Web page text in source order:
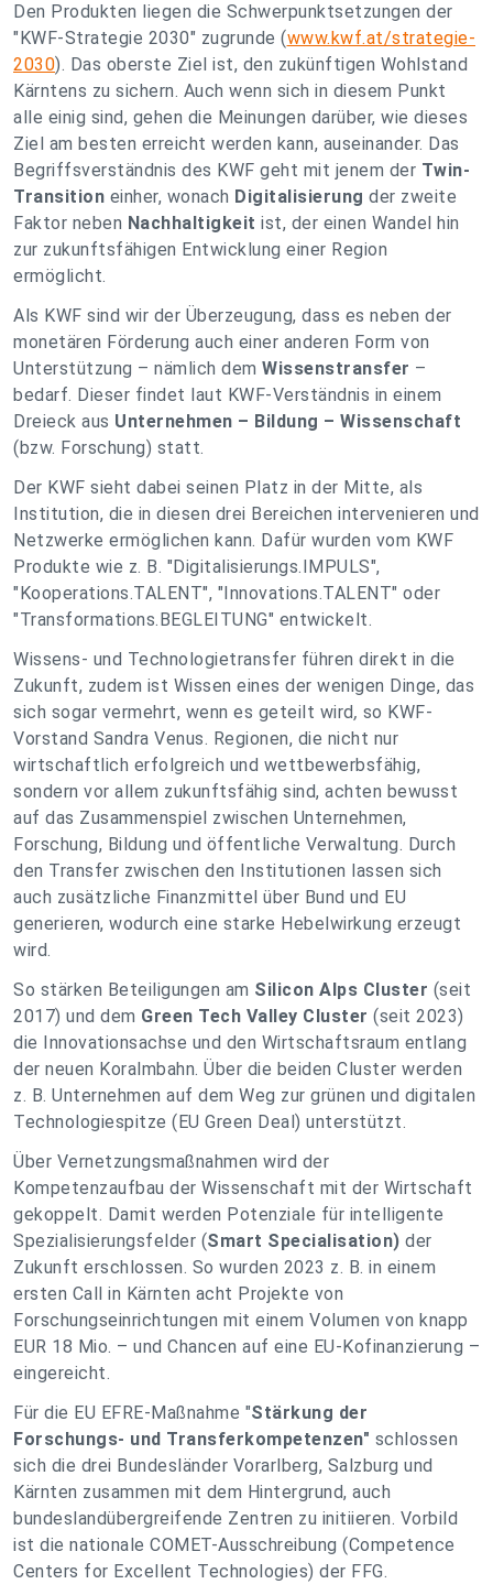
Den Produkten liegen die Schwerpunktsetzungen der
"KWF-Strategie 2030" zugrunde (www.kwf.at/strategie-
2030). Das oberste Ziel ist, den zukünftigen Wohlstand
Kärntens zu sichern. Auch wenn sich in diesem Punkt
alle einig sind, gehen die Meinungen darüber, wie dieses
Ziel am besten erreicht werden kann, auseinander. Das
Begriffsverständnis des KWF geht mit jenem der Twin-
Transition einher, wonach Digitalisierung der zweite
Faktor neben Nachhaltigkeit ist, der einen Wandel hin
zur zukunftsfähigen Entwicklung einer Region
ermöglicht.
Als KWF sind wir der Überzeugung, dass es neben der
monetären Förderung auch einer anderen Form von
Unterstützung – nämlich dem Wissenstransfer –
bedarf. Dieser findet laut KWF-Verständnis in einem
Dreieck aus Unternehmen – Bildung – Wissenschaft
(bzw. Forschung) statt.
Der KWF sieht dabei seinen Platz in der Mitte, als
Institution, die in diesen drei Bereichen intervenieren und
Netzwerke ermöglichen kann. Dafür wurden vom KWF
Produkte wie z. B. "Digitalisierungs.IMPULS",
"Kooperations.TALENT", "Innovations.TALENT" oder
"Transformations.BEGLEITUNG" entwickelt.
Wissens- und Technologietransfer führen direkt in die
Zukunft, zudem ist Wissen eines der wenigen Dinge, das
sich sogar vermehrt, wenn es geteilt wird, so KWF-
Vorstand Sandra Venus. Regionen, die nicht nur
wirtschaftlich erfolgreich und wettbewerbsfähig,
sondern vor allem zukunftsfähig sind, achten bewusst
auf das Zusammenspiel zwischen Unternehmen,
Forschung, Bildung und öffentliche Verwaltung. Durch
den Transfer zwischen den Institutionen lassen sich
auch zusätzliche Finanzmittel über Bund und EU
generieren, wodurch eine starke Hebelwirkung erzeugt
wird.
So stärken Beteiligungen am Silicon Alps Cluster (seit
2017) und dem Green Tech Valley Cluster (seit 2023)
die Innovationsachse und den Wirtschaftsraum entlang
der neuen Koralmbahn. Über die beiden Cluster werden
z. B. Unternehmen auf dem Weg zur grünen und digitalen
Technologiespitze (EU Green Deal) unterstützt.
Über Vernetzungsmaßnahmen wird der
Kompetenzaufbau der Wissenschaft mit der Wirtschaft
gekoppelt. Damit werden Potenziale für intelligente
Spezialisierungsfelder (Smart Specialisation) der
Zukunft erschlossen. So wurden 2023 z. B. in einem
ersten Call in Kärnten acht Projekte von
Forschungseinrichtungen mit einem Volumen von knapp
EUR 18 Mio. – und Chancen auf eine EU-Kofinanzierung –
eingereicht.
Für die EU EFRE-Maßnahme "Stärkung der
Forschungs- und Transferkompetenzen" schlossen
sich die drei Bundesländer Vorarlberg, Salzburg und
Kärnten zusammen mit dem Hintergrund, auch
bundeslandübergreifende Zentren zu initiieren. Vorbild
ist die nationale COMET-Ausschreibung (Competence
Centers for Excellent Technologies) der FFG.